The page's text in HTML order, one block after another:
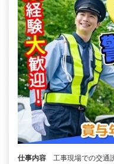
仕事内容
工事現場での交通